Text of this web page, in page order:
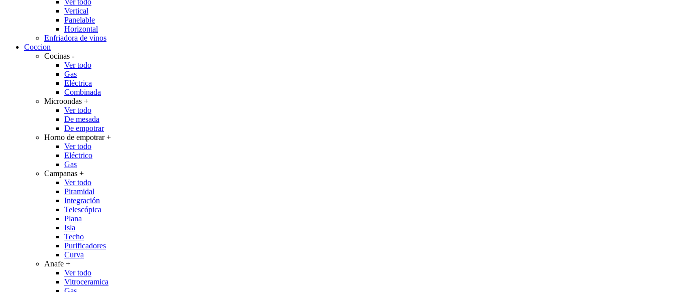
Ver todo
Vertical
Panelable
Horizontal
Enfriadora de vinos
Coccion
Cocinas -
Ver todo
Gas
Eléctrica
Combinada
Microondas +
Ver todo
De mesada
De empotrar
Horno de empotrar+
Ver todo
Eléctrico
Gas
Campanas +
Ver todo
Piramidal
Integración
Telescópica
Plana
Isla
Techo
Purificadores
Curva
Anafe +
Ver todo
Vitroceramica